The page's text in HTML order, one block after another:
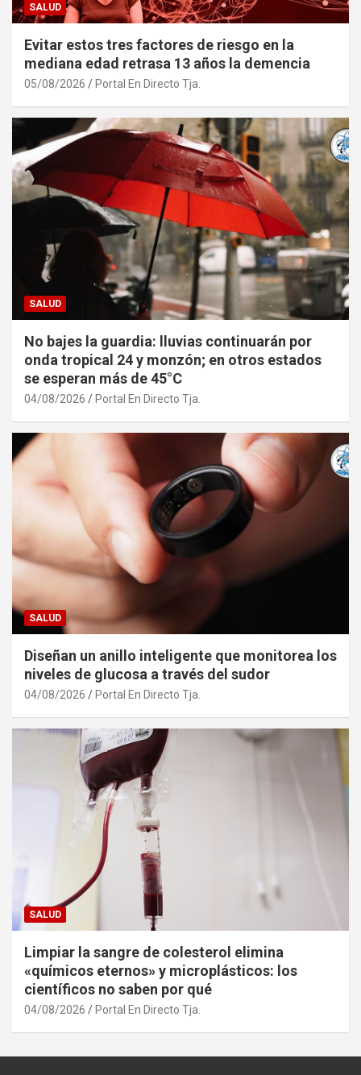
SALUD
Evitar estos tres factores de riesgo en la
mediana edad retrasa 13 años la demencia
05/08/2026 Portal En Directo Tja.
SALUD
No bajes la guardia: lluvias continuarán por
onda tropical 24 y monzón; en otros estados
se esperan más de 45°C
04/08/2026 Portal En Directo Tja.
SALUD
Diseñan un anillo inteligente que monitorea los
niveles de glucosa a través del sudor
04/08/2026 Portal En Directo Tja.
SALUD
Limpiar la sangre de colesterol elimina
«químicos eternos» y microplásticos: los
científicos no saben por qué
04/08/2026 Portal En Directo Tja.